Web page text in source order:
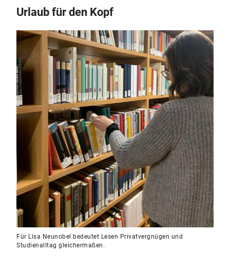
Urlaub für den Kopf
Für Lisa Neunobel bedeutet Lesen Privatvergnügen und
Studienalltag gleichermaßen.